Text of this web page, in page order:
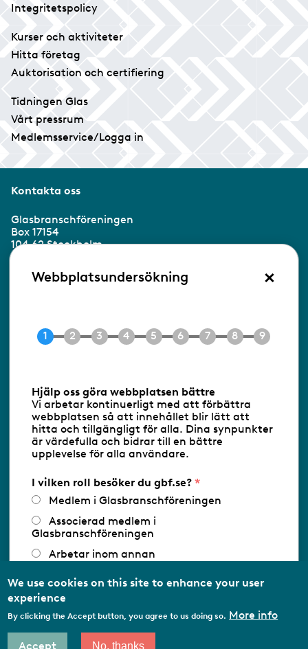
Integritetspolicy
Kurser och aktiviteter
Hitta företag
Auktorisation och certifiering
Tidningen Glas
Vårt pressrum
Medlemsservice/Logga in
Kontakta oss
Glasbranschföreningen
Box 17154
104 62 Stockholm
Besöksadress:
Ringvägen 100
E-post info@gbf.se
Följ oss via RSS
Databasens namn:www.gbf.se-
Glasbranschföreningen AB - Ansvarig
utgivare: Sofia Wahlgren
Webbplatsundersökning ×
Hjälp oss göra webbplatsen bättre
Vi arbetar kontinuerligt med att förbättra
webbplatsen så att innehållet blir lätt att
hitta och tillgängligt för alla. Dina synpunkter
är värdefulla och bidrar till en bättre
upplevelse för alla användare.
I vilken roll besöker du gbf.se?
Medlem i Glasbranschföreningen
Associerad medlem i
Glasbranschföreningen
Arbetar inom annan
Utbildningsaktör
We use cookies on this site to enhance your user
experience
By clicking the Accept button, you agree to us doing so. More info
Accept No, thanks